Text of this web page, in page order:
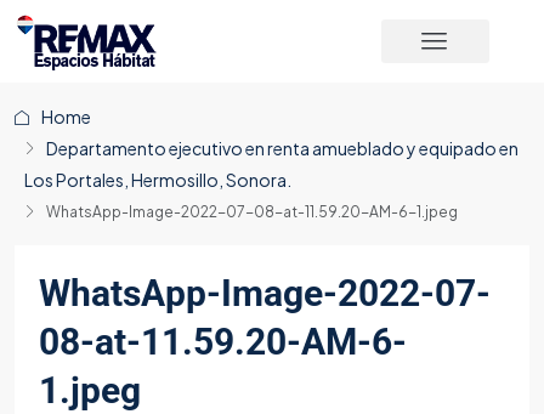
Home
Departamento ejecutivo en renta amueblado y equipado en
Los Portales, Hermosillo, Sonora.
WhatsApp-Image-2022-07-08-at-11.59.20-AM-6-1.jpeg
WhatsApp-Image-2022-07-
08-at-11.59.20-AM-6-
1.jpeg